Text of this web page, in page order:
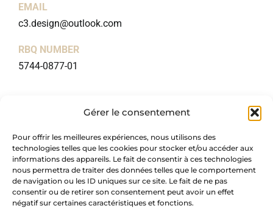
Gérer le consentement
Pour offrir les meilleures expériences, nous utilisons des
technologies telles que les cookies pour stocker et/ou accéder aux
informations des appareils. Le fait de consentir à ces technologies
nous permettra de traiter des données telles que le comportement
de navigation ou les ID uniques sur ce site. Le fait de ne pas
consentir ou de retirer son consentement peut avoir un effet
négatif sur certaines caractéristiques et fonctions.
EMAIL
c3.design@outlook.com
RBQ NUMBER
5744-0877-01
About
Packages
Blog
Portfolio